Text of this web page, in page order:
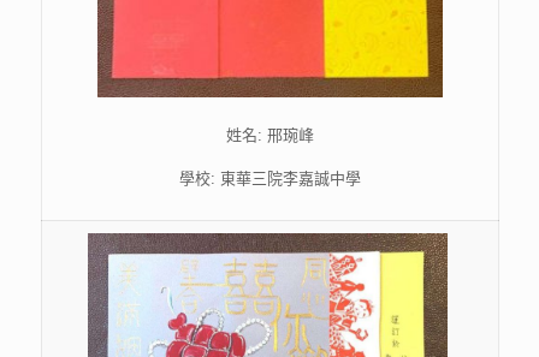
姓名: 邢琬峰
學校: 東華三院李嘉誠中學